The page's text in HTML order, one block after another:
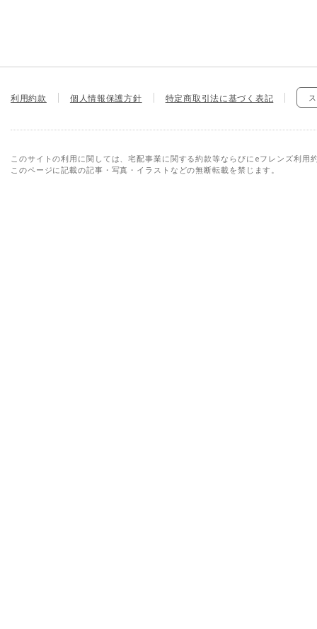
利用約款 個人情報保護方針 特定商取引法に基づく表記
このサイトの利用に関しては、宅配事業に関する約款等ならびにeフレンズ利用
このページに記載の記事・写真・イラストなどの無断転載を禁じます。